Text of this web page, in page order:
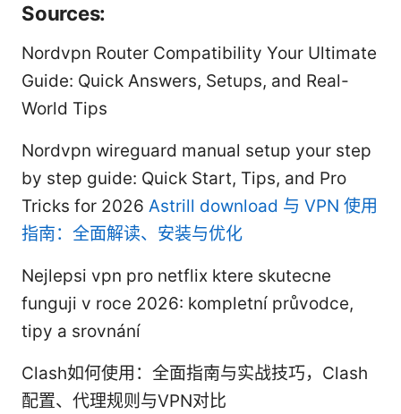
Sources:
Nordvpn Router Compatibility Your Ultimate
Guide: Quick Answers, Setups, and Real-
World Tips
Nordvpn wireguard manual setup your step
by step guide: Quick Start, Tips, and Pro
Tricks for 2026 Astrill download 与 VPN 使用
指南：全面解读、安装与优化
Nejlepsi vpn pro netflix ktere skutecne
funguji v roce 2026: kompletní průvodce,
tipy a srovnání
Clash如何使用：全面指南与实战技巧，Clash
配置、代理规则与VPN对比